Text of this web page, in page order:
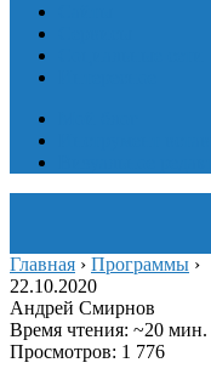
Главная › Программы ›
22.10.2020
Андрей Смирнов
Время чтения: ~20 мин.
Просмотров: 1 776